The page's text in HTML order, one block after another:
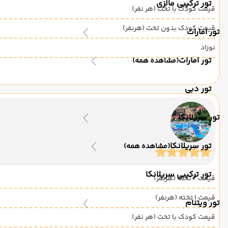
تور ترکیبی مالزی
تور امارات
تور امارات(مشاهده همه)
تور دبی
تور سریلانکا
تور سریلانکا(مشاهده همه)
تور ترکیبی سریلانکا
تور ویتنام
قیمت کودک با تخت (هر نفر)
قیمت کودک بدون تخت (هرنفر)
نوزاد
قیمت 2 تخته (هرنفر)
قیمت 1 تخته (هرنفر)
قیمت کودک با تخت (هر نفر)